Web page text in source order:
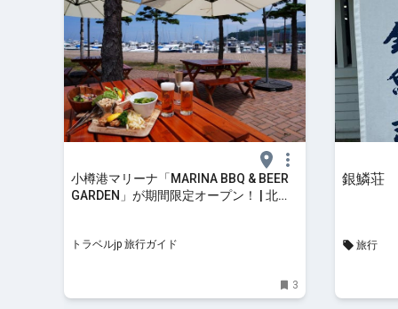
小樽港マリーナ「MARINA BBQ & BEER
GARDEN」が期間限定オープン！ | 北海
トラベルjp 旅行ガイド
3
銀鱗荘
旅行